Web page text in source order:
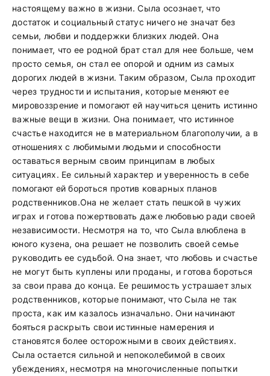
настоящему важно в жизни. Сыла осознает, что
достаток и социальный статус ничего не значат без
семьи, любви и поддержки близких людей. Она
понимает, что ее родной брат стал для нее больше, чем
просто семья, он стал ее опорой и одним из самых
дорогих людей в жизни. Таким образом, Сыла проходит
через трудности и испытания, которые меняют ее
мировоззрение и помогают ей научиться ценить истинно
важные вещи в жизни. Она понимает, что истинное
счастье находится не в материальном благополучии, а в
отношениях с любимыми людьми и способности
оставаться верным своим принципам в любых
ситуациях. Ее сильный характер и уверенность в себе
помогают ей бороться против коварных планов
родственников.Она не желает стать пешкой в чужих
играх и готова пожертвовать даже любовью ради своей
независимости. Несмотря на то, что Сыла влюблена в
юного кузена, она решает не позволить своей семье
руководить ее судьбой. Она знает, что любовь и счастье
не могут быть куплены или проданы, и готова бороться
за свои права до конца. Ее решимость устрашает злых
родственников, которые понимают, что Сыла не так
проста, как им казалось изначально. Они начинают
бояться раскрыть свои истинные намерения и
становятся более осторожными в своих действиях.
Сыла остается сильной и непоколебимой в своих
убеждениях, несмотря на многочисленные попытки